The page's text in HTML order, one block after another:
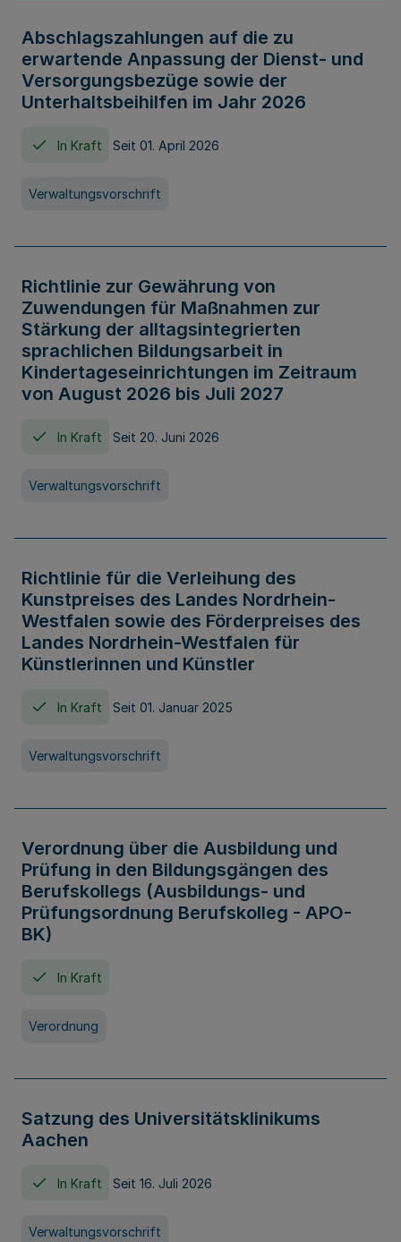
Abschlagszahlungen auf die zu
erwartende Anpassung der Dienst- und
Versorgungsbezüge sowie der
Unterhaltsbeihilfen im Jahr 2026
In Kraft Seit 01. April 2026
Verwaltungsvorschrift
Richtlinie zur Gewährung von
Zuwendungen für Maßnahmen zur
Stärkung der alltagsintegrierten
sprachlichen Bildungsarbeit in
Kindertageseinrichtungen im Zeitraum
von August 2026 bis Juli 2027
In Kraft Seit 20. Juni 2026
Verwaltungsvorschrift
Richtlinie für die Verleihung des
Kunstpreises des Landes Nordrhein-
Westfalen sowie des Förderpreises des
Landes Nordrhein-Westfalen für
Künstlerinnen und Künstler
In Kraft Seit 01. Januar 2025
Verwaltungsvorschrift
Verordnung über die Ausbildung und
Prüfung in den Bildungsgängen des
Berufskollegs (Ausbildungs- und
Prüfungsordnung Berufskolleg - APO-
BK)
In Kraft
Verordnung
Satzung des Universitätsklinikums
Aachen
In Kraft Seit 16. Juli 2026
Verwaltungsvorschrift